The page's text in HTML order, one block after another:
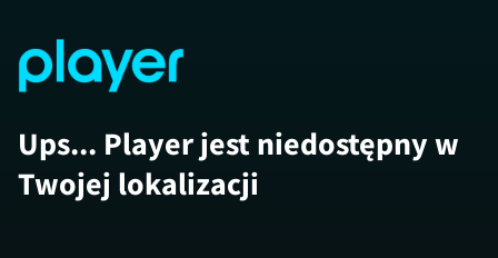
Ups... Player jest niedostępny w
Twojej lokalizacji